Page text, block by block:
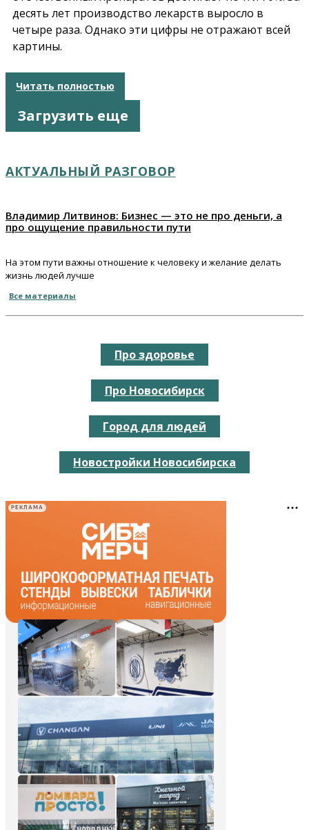
десять лет производство лекарств выросло в
четыре раза. Однако эти цифры не отражают всей
картины.
Читать полностью
Загрузить еще
АКТУАЛЬНЫЙ РАЗГОВОР
Владимир Литвинов: Бизнес — это не про деньги, а
про ощущение правильности пути
На этом пути важны отношение к человеку и желание делать
жизнь людей лучше
Все материалы
Про здоровье
Про Новосибирск
Город для людей
Новостройки Новосибирска
РЕКЛАМА